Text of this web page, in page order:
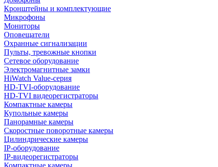
Кронштейны и комплектующие
Микрофоны
Мониторы
Оповещатели
Охранные сигнализации
Пульты, тревожные кнопки
Сетевое оборудование
Электромагнитные замки
HiWatch Value-серия
HD-TVI-оборудование
HD-TVI видеорегистраторы
Компактные камеры
Купольные камеры
Панорамные камеры
Скоростные поворотные камеры
Цилиндрические камеры
IP-оборудование
IP-видеорегистраторы
Компактные камеры